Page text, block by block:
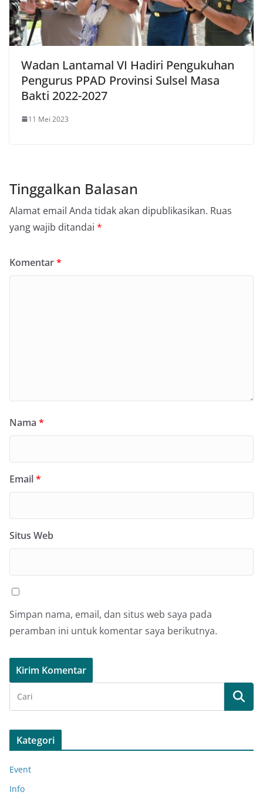
Wadan Lantamal VI Hadiri Pengukuhan
Pengurus PPAD Provinsi Sulsel Masa
Bakti 2022-2027
11 Mei 2023
Tinggalkan Balasan
Alamat email Anda tidak akan dipublikasikan. Ruas
yang wajib ditandai *
Komentar*
Nama *
Email*
Situs Web
Simpan nama, email, dan situs web saya pada
peramban ini untuk komentar saya berikutnya.
Kategori
Event
Info